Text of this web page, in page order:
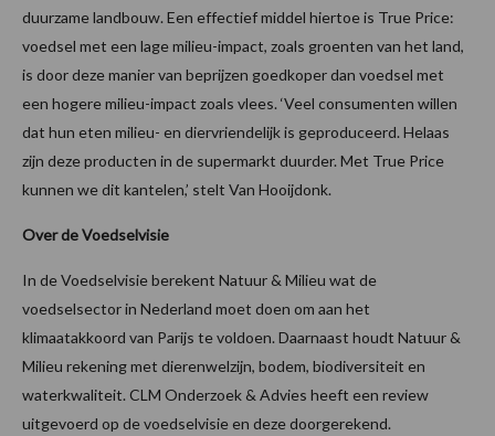
duurzame landbouw. Een effectief middel hiertoe is True Price:
voedsel met een lage milieu-impact, zoals groenten van het land,
is door deze manier van beprijzen goedkoper dan voedsel met
een hogere milieu-impact zoals vlees. ‘Veel consumenten willen
dat hun eten milieu- en diervriendelijk is geproduceerd. Helaas
zijn deze producten in de supermarkt duurder. Met True Price
kunnen we dit kantelen,’ stelt Van Hooijdonk.
Over de Voedselvisie
In de Voedselvisie berekent Natuur & Milieu wat de
voedselsector in Nederland moet doen om aan het
klimaatakkoord van Parijs te voldoen. Daarnaast houdt Natuur &
Milieu rekening met dierenwelzijn, bodem, biodiversiteit en
waterkwaliteit. CLM Onderzoek & Advies heeft een review
uitgevoerd op de voedselvisie en deze doorgerekend.